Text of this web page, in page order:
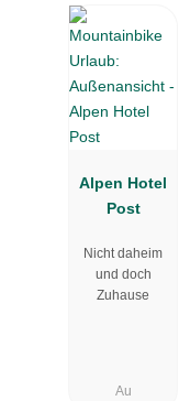
Alpen Hotel
Post
Nicht daheim
und doch
Zuhause
Au